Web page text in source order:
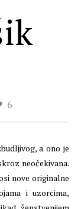
6
a ono je
neočekivana.
nove originalne
i uzorcima,